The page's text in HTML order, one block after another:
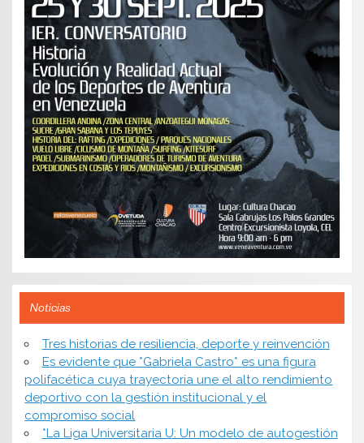
Noticias
​Tres historias de resiliencia, deporte y reinvención
Es evidente que *Gabriela Castro* es una figura
polifacética cuya trayectoria une el alto rendimiento
deportivo con la gestión institucional y el
compromiso social
*​La Liga Universitaria U: Un modelo de autogestión